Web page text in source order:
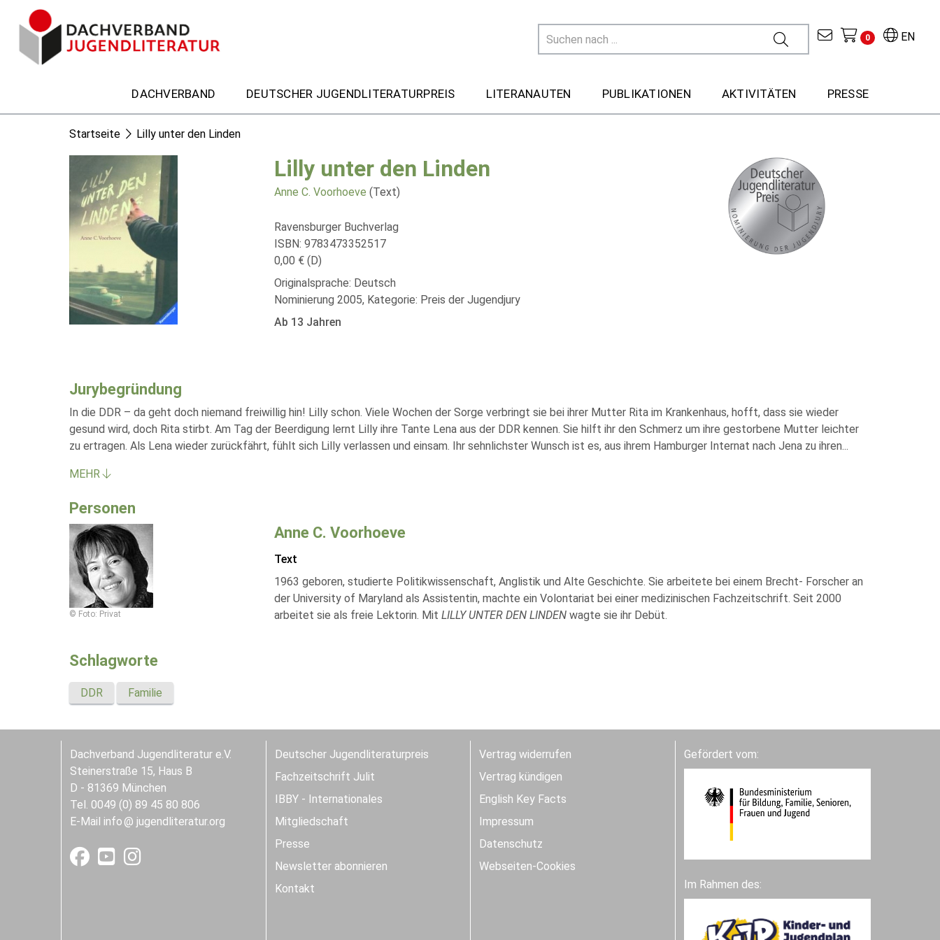
EN
0
DACHVERBAND DEUTSCHER JUGENDLITERATURPREIS LITERANAUTEN PUBLIKATIONEN AKTIVITÄTEN PRESSE
Startseite Lilly unter den Linden
Lilly unter den Linden
Anne C. Voorhoeve (Text)
Ravensburger Buchverlag
ISBN: 9783473352517
0,00 € (D)
Originalsprache: Deutsch
Nominierung 2005, Kategorie: Preis der Jugendjury
Ab 13 Jahren
Jurybegründung
In die DDR – da geht doch niemand freiwillig hin! Lilly schon. Viele Wochen der Sorge verbringt sie bei ihrer Mutter Rita im Krankenhaus, hofft, dass sie wieder
gesund wird, doch Rita stirbt. Am Tag der Beerdigung lernt Lilly ihre Tante Lena aus der DDR kennen. Sie hilft ihr den Schmerz um ihre gestorbene Mutter leichter
zu ertragen. Als Lena wieder zurückfährt, fühlt sich Lilly verlassen und einsam. Ihr sehnlichster Wunsch ist es, aus ihrem Hamburger Internat nach Jena zu ihren...
MEHR
Personen
© Foto: Privat
Anne C. Voorhoeve
Text
1963 geboren, studierte Politikwissenschaft, Anglistik und Alte Geschichte. Sie arbeitete bei einem Brecht- Forscher an
der University of Maryland als Assistentin, machte ein Volontariat bei einer medizinischen Fachzeitschrift. Seit 2000
arbeitet sie als freie Lektorin. Mit LILLY UNTER DEN LINDENwagte sie ihr Debüt.
Schlagworte
DDR Familie
Dachverband Jugendliteratur e.V.
Steinerstraße 15, Haus B
D - 81369 München
Tel. 0049 (0) 89 45 80 806
E-Mail info jugendliteratur.org
Deutscher Jugendliteraturpreis
Fachzeitschrift Julit
IBBY - Internationales
Mitgliedschaft
Presse
Newsletter abonnieren
Kontakt
Vertrag widerrufen
Vertrag kündigen
English Key Facts
Impressum
Datenschutz
Webseiten-Cookies
Gefördert vom:
Im Rahmen des: